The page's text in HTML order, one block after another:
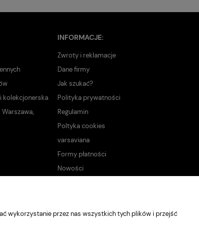
kolekcjonerska
INFORMACJE:
Zwroty i reklamacje
Dane firmy
Jak szukać?
Polityka prywatności
Regulamin
Poltyka cookies
varsaviana
Formy płatności
Nowości
wykorzystanie przez nas wszystkich tych plików i przejść